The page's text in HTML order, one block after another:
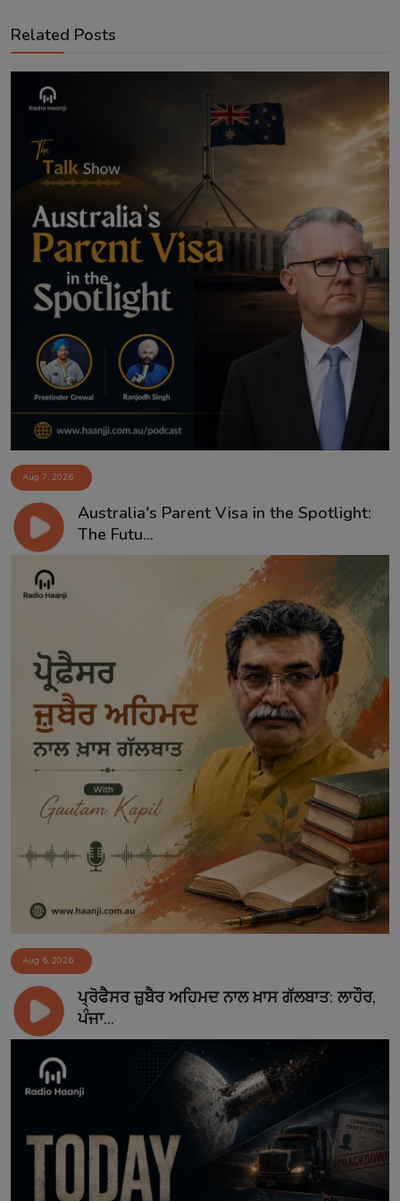
Related Posts
Aug 7, 2026
Australia's Parent Visa in the Spotlight:
The Futu...
Aug 6, 2026
ਪ੍ਰੋਫੈਸਰ ਜ਼ੁਬੈਰ ਅਹਿਮਦ ਨਾਲ ਖ਼ਾਸ ਗੱਲਬਾਤ: ਲਾਹੌਰ,
ਪੰਜਾ...